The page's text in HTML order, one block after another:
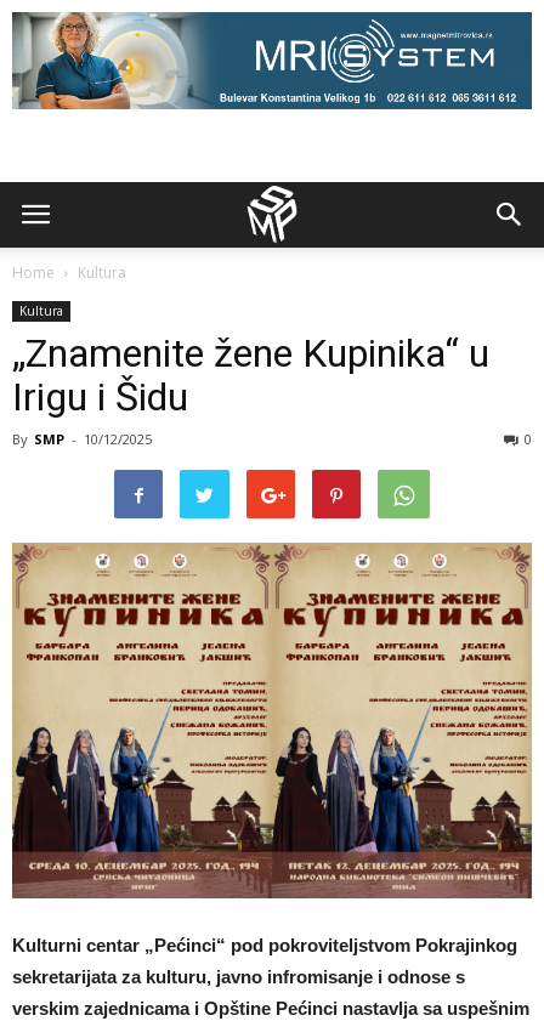
Home Kultura
Kultura
„Znamenite žene Kupinika“ u
Irigu i Šidu
By SMP - 10/12/2025 0
Kulturni centar „Pećinci“ pod pokroviteljstvom Pokrajinkog
sekretarijata za kulturu, javno infromisanje i odnose s
verskim zajednicama i Opštine Pećinci nastavlja sa uspešnim